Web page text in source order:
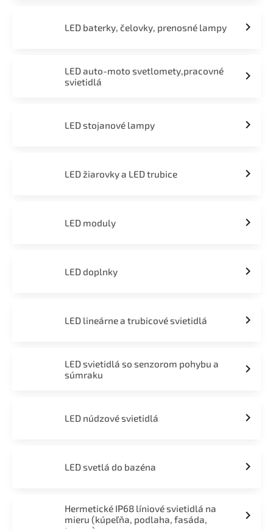
LED baterky, čelovky, prenosné lampy
LED auto-moto svetlomety,pracovné
svietidlá
LED stojanové lampy
LED žiarovky a LED trubice
LED moduly
LED doplnky
LED lineárne a trubicové svietidlá
LED svietidlá so senzorom pohybu a
súmraku
LED núdzové svietidlá
LED svetlá do bazéna
Hermetické IP68 líniové svietidlá na
mieru (kúpeľňa, podlaha, fasáda,